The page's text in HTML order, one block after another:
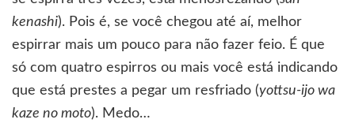
kenashi). Pois é, se você chegou até aí, melhor
espirrar mais um pouco para não fazer feio. É que
só com quatro espirros ou mais você está indicando
que está prestes a pegar um resfriado (yottsu-ijo wa
kaze no moto). Medo…